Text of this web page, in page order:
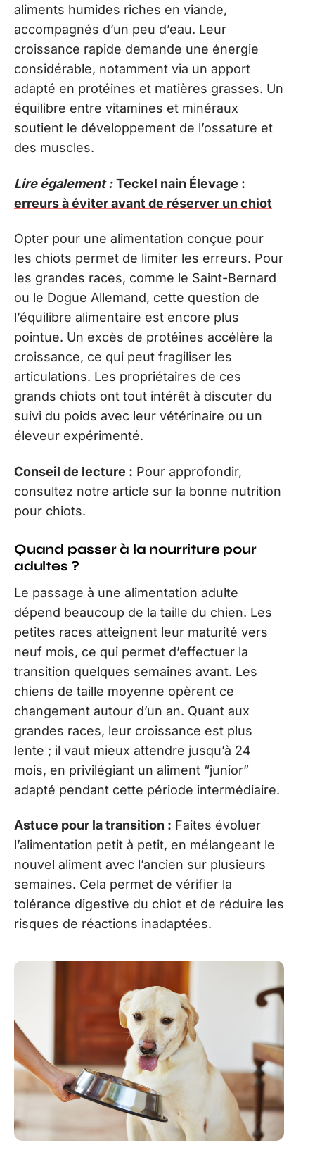
aliments humides riches en viande,
accompagnés d’un peu d’eau. Leur
croissance rapide demande une énergie
considérable, notamment via un apport
adapté en protéines et matières grasses. Un
équilibre entre vitamines et minéraux
soutient le développement de l’ossature et
des muscles.
Lire également : Teckel nain Élevage :
erreurs à éviter avant de réserver un chiot
Opter pour une alimentation conçue pour
les chiots permet de limiter les erreurs. Pour
les grandes races, comme le Saint-Bernard
ou le Dogue Allemand, cette question de
l’équilibre alimentaire est encore plus
pointue. Un excès de protéines accélère la
croissance, ce qui peut fragiliser les
articulations. Les propriétaires de ces
grands chiots ont tout intérêt à discuter du
suivi du poids avec leur vétérinaire ou un
éleveur expérimenté.
Conseil de lecture : Pour approfondir,
consultez notre article sur la bonne nutrition
pour chiots.
Quand passer à la nourriture pour
adultes ?
Le passage à une alimentation adulte
dépend beaucoup de la taille du chien. Les
petites races atteignent leur maturité vers
neuf mois, ce qui permet d’effectuer la
transition quelques semaines avant. Les
chiens de taille moyenne opèrent ce
changement autour d’un an. Quant aux
grandes races, leur croissance est plus
lente ; il vaut mieux attendre jusqu’à 24
mois, en privilégiant un aliment “junior”
adapté pendant cette période intermédiaire.
Astuce pour la transition : Faites évoluer
l’alimentation petit à petit, en mélangeant le
nouvel aliment avec l’ancien sur plusieurs
semaines. Cela permet de vérifier la
tolérance digestive du chiot et de réduire les
risques de réactions inadaptées.